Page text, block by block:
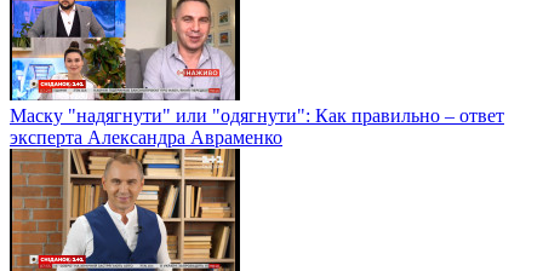
Маску "надягнути" или "одягнути": Как правильно – ответ
эксперта Александра Авраменко